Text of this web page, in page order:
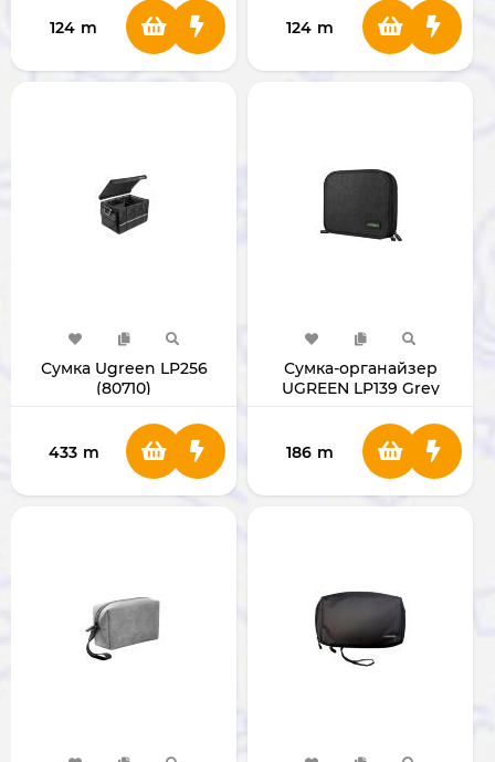
124 m 124 m
Сумка Ugreen LP256
(80710)
433 m
Сумка-органайзер
UGREEN LP139 Grey
186 m